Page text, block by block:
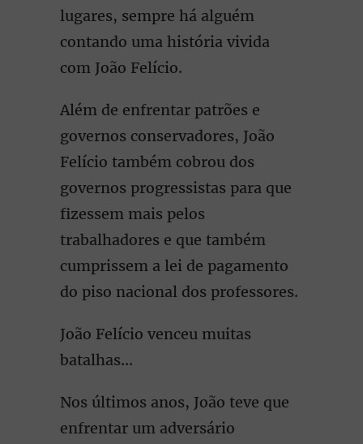
lugares, sempre há alguém
contando uma história vivida
com João Felício.
Além de enfrentar patrões e
governos conservadores, João
Felício também cobrou dos
governos progressistas para que
fizessem mais pelos
trabalhadores e que também
cumprissem a lei de pagamento
do piso nacional dos professores.
João Felício venceu muitas
batalhas...
Nos últimos anos, João teve que
enfrentar um adversário